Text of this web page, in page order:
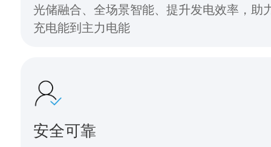
光储融合、全场景智能、提升发电效率，助
充电能到主力电能
安全可靠